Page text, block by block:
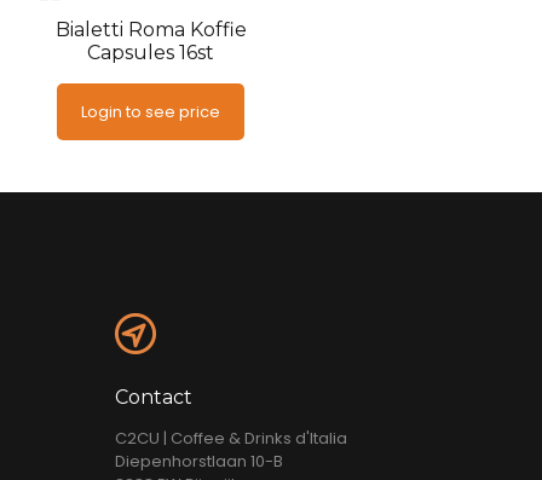
Bialetti Roma Koffie
Capsules 16st
Login to see price
Contact
C2CU | Coffee & Drinks d'Italia
Diepenhorstlaan 10-B